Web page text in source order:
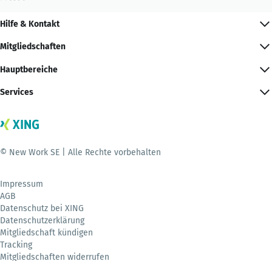
Hilfe & Kontakt
Mitgliedschaften
Hauptbereiche
Services
© New Work SE | Alle Rechte vorbehalten
Impressum
AGB
Datenschutz bei XING
Datenschutzerklärung
Mitgliedschaft kündigen
Tracking
Mitgliedschaften widerrufen